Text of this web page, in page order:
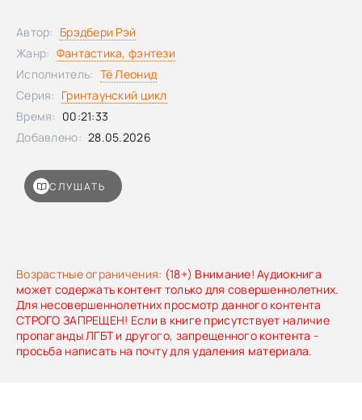
потушить. Семья наблюдает за ней почти с тревогой: она
меняется, становится эмоциональной, живой, опасно
прекрасной. В итоге становится ясно, что «большой
пожар» это метафора юности, любви и внутреннего
пробуждения человека...
Возрастные ограничения: (18+) Внимание! Аудиокнига
может содержать контент только для совершеннолетних.
Для несовершеннолетних просмотр данного контента
СТРОГО ЗАПРЕЩЕН! Если в книге присутствует наличие
пропаганды ЛГБТ и другого, запрещенного контента -
просьба написать на почту для удаления материала.
СЛУШАТЬ
Автор: Брэдбери Рэй
Жанр: Фантастика, фэнтези
Исполнитель: Тё Леонид
Серия: Гринтаунский цикл
Время: 00:21:33
Добавлено: 28.05.2026